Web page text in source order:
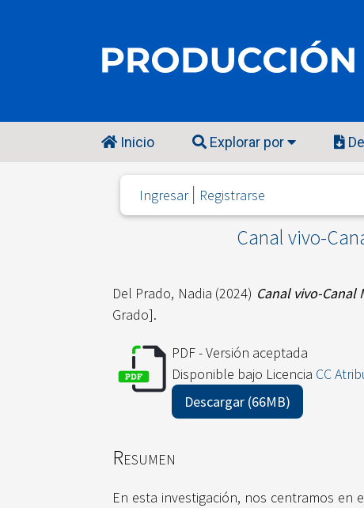
Inicio Explorar por
Ingresar Registrarse
Canal vivo-
Del Prado, Nadia (2024) Canal vivo-
Grado].
PDF - Versión aceptada
Disponible bajo Licencia CC
Descargar (66MB)
Resumen
En esta investigación, nos centramos